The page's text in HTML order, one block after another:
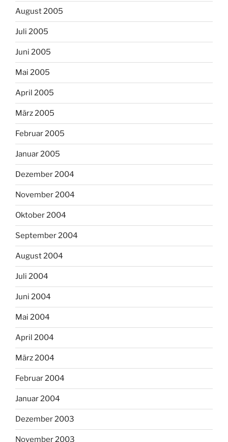
August 2005
Juli 2005
Juni 2005
Mai 2005
April 2005
März 2005
Februar 2005
Januar 2005
Dezember 2004
November 2004
Oktober 2004
September 2004
August 2004
Juli 2004
Juni 2004
Mai 2004
April 2004
März 2004
Februar 2004
Januar 2004
Dezember 2003
November 2003